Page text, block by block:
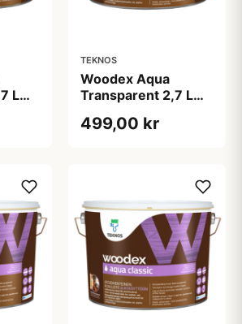
L
TEKNOS
Woodex Aqua
Transparent 2,7 L
499,00 kr